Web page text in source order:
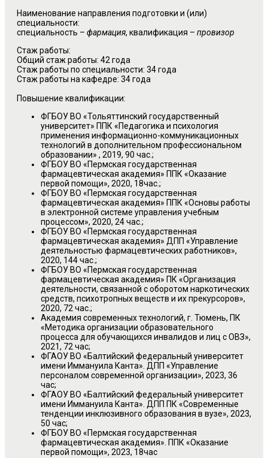
Наименование направления подготовки и (или)
специальности:
специальность – фармация, квалификация – провизор
Стаж работы:
Общий стаж работы: 42 года
Стаж работы по специальности: 34 года
Стаж работы на кафедре: 34 года
Повышение квалификации:
ФГБОУ ВО «Тольяттинский государственный
университет» ППК «Педагогика и психология
применения информационно-коммуникационных
технологий в дополнительном профессиональном
образовании» , 2019, 90 час.;
ФГБОУ ВО «Пермская государственная
фармацевтическая академия» ППК «Оказание
первой помощи», 2020, 18час.;
ФГБОУ ВО «Пермская государственная
фармацевтическая академия» ППК «Основы работы
в электронной системе управления учебным
процессом», 2020, 24 час.;
ФГБОУ ВО «Пермская государственная
фармацевтическая академия» ДПП «Управление
деятельностью фармацевтических работников»,
2020, 144 час.;
ФГБОУ ВО «Пермская государственная
фармацевтическая академия» ПК «Организация
деятельности, связанной с оборотом наркотических
средств, психотропных веществ и их прекурсоров»,
2020, 72 час.;
Академия современных технологий, г. Тюмень, ПК
«Методика организации образовательного
процесса для обучающихся инвалидов и лиц с ОВЗ»,
2021, 72 час;
ФГАОУ ВО «Балтийский федеральный университет
имени Иммануила Канта». ДПП «Управление
персоналом современной организации», 2023, 36
час;
ФГАОУ ВО «Балтийский федеральный университет
имени Иммануила Канта». ДПП ПК «Современные
тенденции инклюзивного образования в вузе», 2023,
50 час;
ФГБОУ ВО «Пермская государственная
фармацевтическая академия». ППК «Оказание
первой помощи», 2023, 18час